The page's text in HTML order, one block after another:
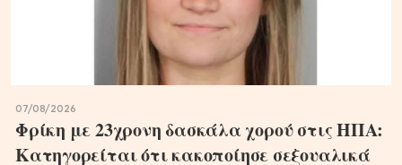
07/08/2026
Φρίκη με 23χρονη δασκάλα χορού στις ΗΠΑ:
Κατηγορείται ότι κακοποίησε σεξουαλικά